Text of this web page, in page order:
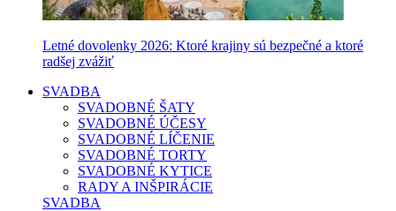
Letné dovolenky 2026: Ktoré krajiny sú bezpečné a ktoré
radšej zvážiť
SVADBA
SVADOBNÉ ŠATY
SVADOBNÉ ÚČESY
SVADOBNÉ LÍČENIE
SVADOBNÉ TORTY
SVADOBNÉ KYTICE
RADY A INŠPIRÁCIE
SVADBA